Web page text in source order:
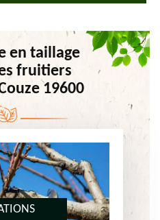
en taillage
fruitiers
19600